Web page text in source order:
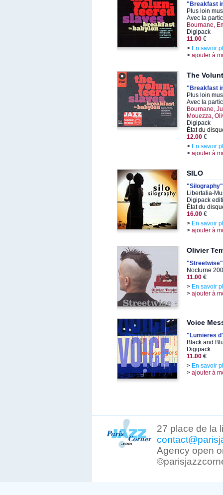
"Breakfast
Plus loin
Avec la
Bournane,
Digipack
11.00 €
> En savoir
> ajouter à
The
"Breakfast
Plus loin
Avec la
Bournane,
Mouezza,
Digipack
État du
12.00 €
> En savoir
> ajouter à
SILO
"Silography"
Libertalia-
Digipack
État du
16.00 €
> En savoir
> ajouter à
Olivier
"Streetwise"
Nocturne
11.00 €
> En savoir
> ajouter à
Voice
"Lumieres
Black and
Digipack
11.00 €
> En savoir
> ajouter à
27 place de la
Agency open